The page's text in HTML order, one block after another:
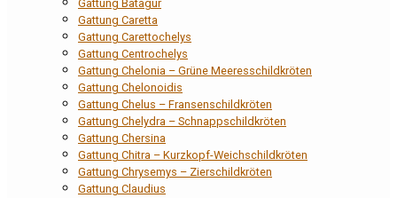
Gattung Batagur
Gattung Caretta
Gattung Carettochelys
Gattung Centrochelys
Gattung Chelonia – Grüne Meeresschildkröten
Gattung Chelonoidis
Gattung Chelus – Fransenschildkröten
Gattung Chelydra – Schnappschildkröten
Gattung Chersina
Gattung Chitra – Kurzkopf-Weichschildkröten
Gattung Chrysemys – Zierschildkröten
Gattung Claudius